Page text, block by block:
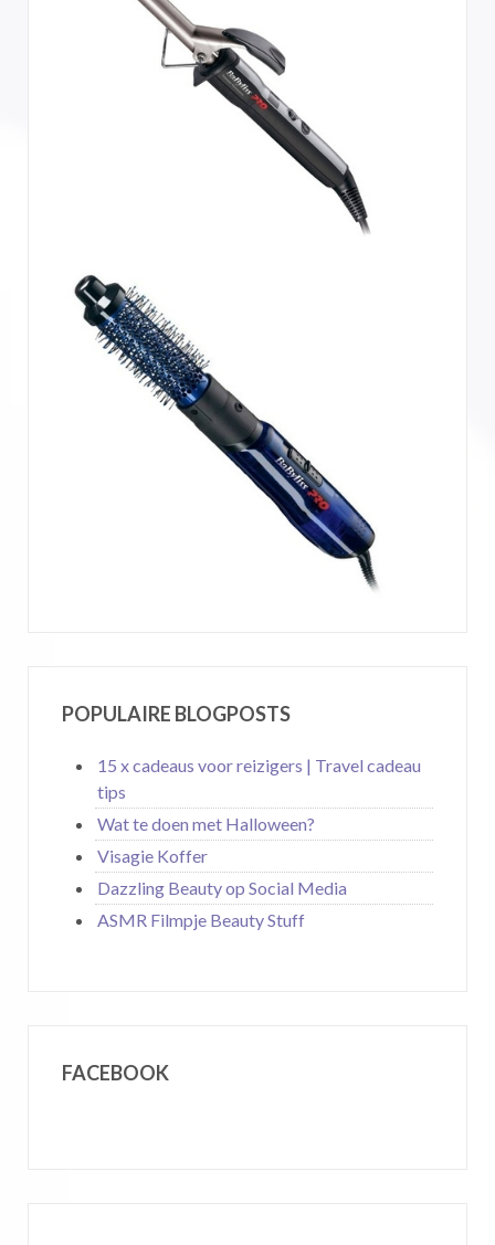
POPULAIRE BLOGPOSTS
15 x cadeaus voor reizigers | Travel cadeau
tips
Wat te doen met Halloween?
Visagie Koffer
Dazzling Beauty op Social Media
ASMR Filmpje Beauty Stuff
FACEBOOK